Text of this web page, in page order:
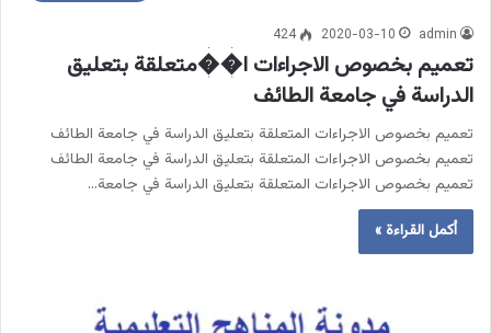
admin
2020-03-10
424
تعميم بخصوص الاجراءات ا��متعلقة بتعليق
الدراسة في جامعة الطائف
تعميم بخصوص الاجراءات المتعلقة بتعليق الدراسة في جامعة الطائف
تعميم بخصوص الاجراءات المتعلقة بتعليق الدراسة في جامعة الطائف
تعميم بخصوص الاجراءات المتعلقة بتعليق الدراسة في جامعة…
أكمل القراءة »